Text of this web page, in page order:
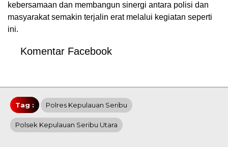
kebersamaan dan membangun sinergi antara polisi dan
masyarakat semakin terjalin erat melalui kegiatan seperti
ini.
Komentar Facebook
Tag : Polres Kepulauan Seribu
Polsek Kepulauan Seribu Utara